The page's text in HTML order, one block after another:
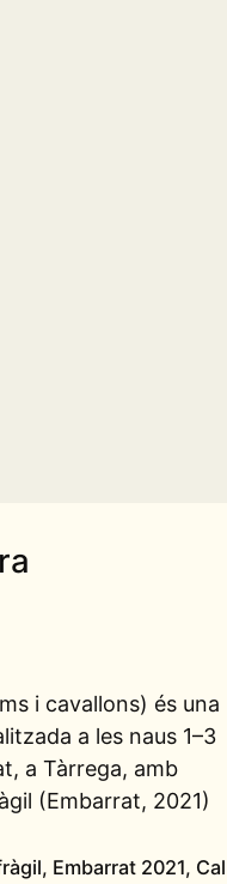
i cavallons) és una
a les naus 1–3
a Tàrrega, amb
(Embarrat, 2021)
Embarrat 2021, Cal